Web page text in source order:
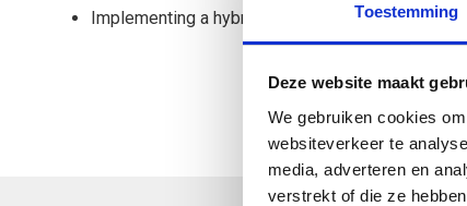
Toestemming
Deze website maakt
We gebruiken cookies
websiteverkeer te
media, adverteren en
verstrekt of die ze
Implementing a hybrid file server infrastructure